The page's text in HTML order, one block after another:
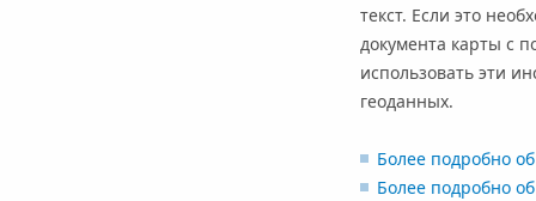
текст. Если это
документа карты с
использовать эти
геоданных.
Более подробно
Более подробно